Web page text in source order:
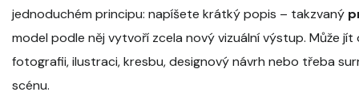
jednoduchém principu: napíšete krátký popis – takzvaný
model podle něj vytvoří zcela nový vizuální výstup. Může jít
fotografii, ilustraci, kresbu, designový návrh nebo třeba
scénu.